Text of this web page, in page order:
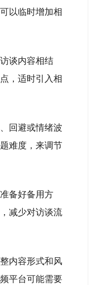
以临时增加相
谈内容相结
，适时引入相
回避或情绪波
难度，来调节
备好备用方
减少对访谈流
内容形式和风
平台可能需要